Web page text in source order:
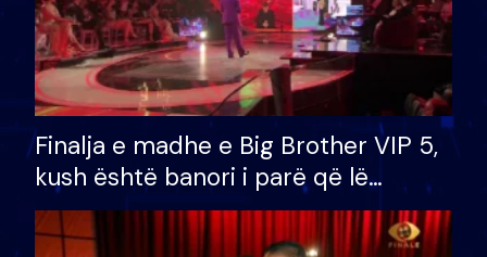
Finalja e madhe e Big Brother VIP 5,
kush është banori i parë që lë
shtëpinë dhe humb mundësinë për
të fituar çmimin e madh